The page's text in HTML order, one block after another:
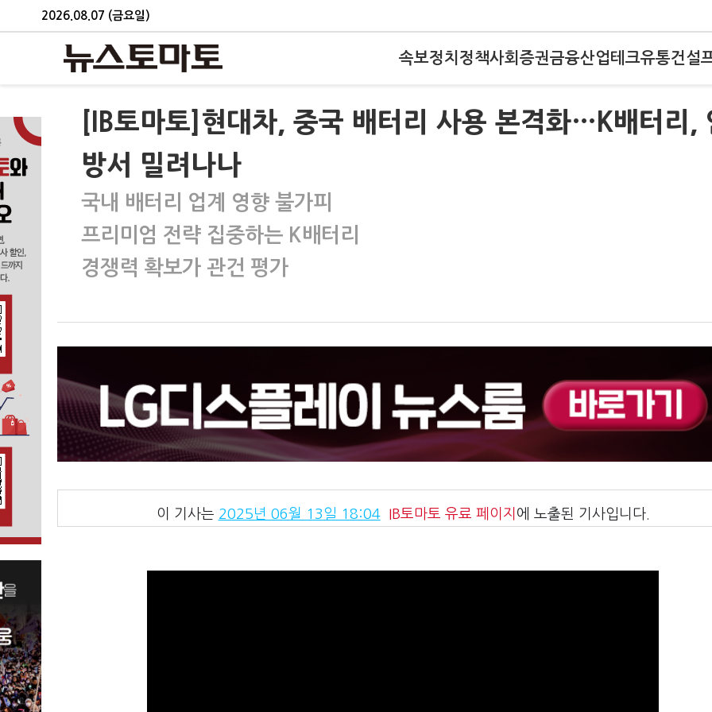
2026.08.07 (금요일)
속보정치 정책사회 증권금융산업테크유통건설
[IB토마토]현대차, 중국 배터리 사용 본격화…K배터리,
방서 밀려나나
국내 배터리 업계 영향 불가피
프리미엄 전략 집중하는 K배터리
경쟁력 확보가 관건 평가
이 기사는 2025년 06월 13일 18:04 IB토마토 유료 페이지 에 노출된 기사입니다.